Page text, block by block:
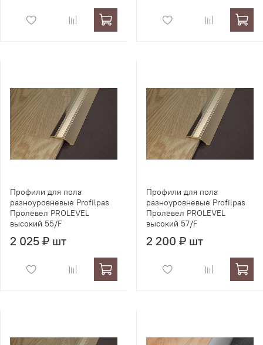
Профили для пола
разноуровневые Profilpas
Пролевел PROLEVEL
высокий 55/F
2 025 ₽ шт
Профили для пола
разноуровневые Profilpas
Пролевел PROLEVEL
высокий 57/F
2 200 ₽ шт